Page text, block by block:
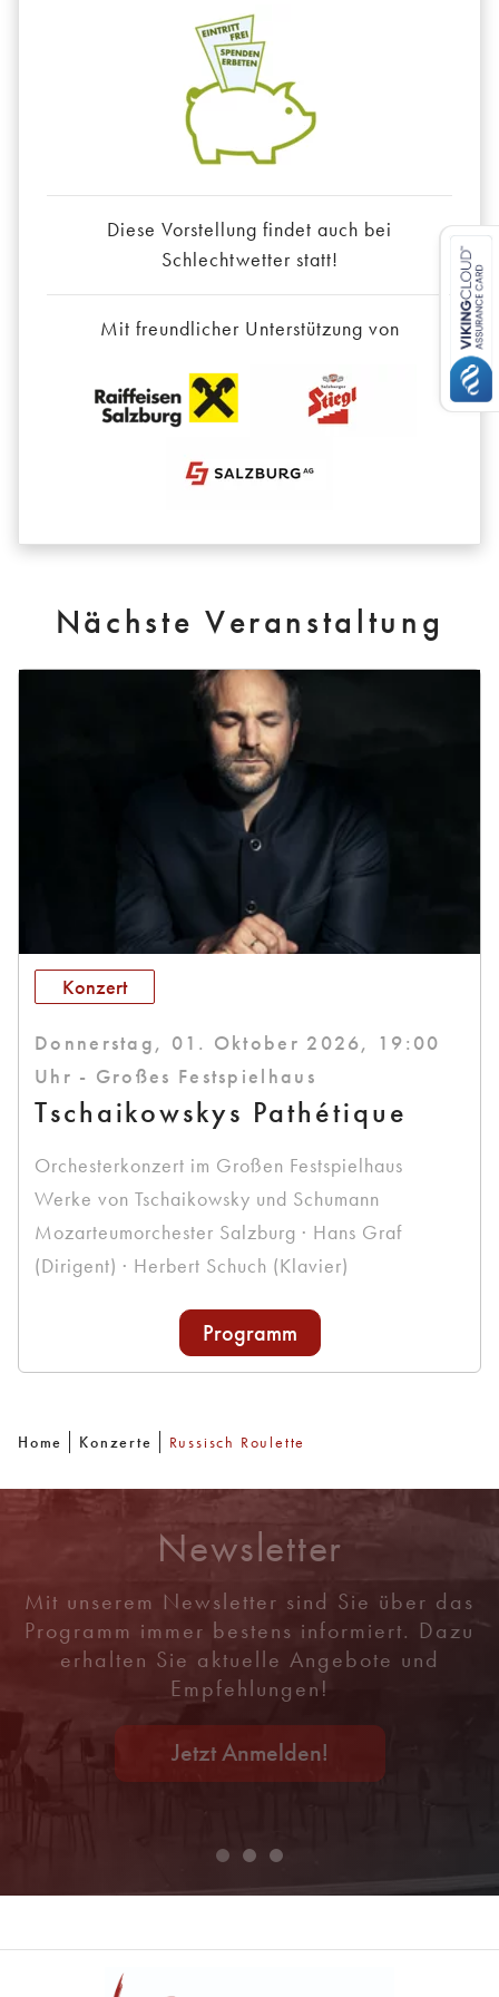
Diese Vorstellung findet auch bei
Schlechtwetter statt!
Mit freundlicher Unterstützung von
Nächste Veranstaltung
Konzert
Donnerstag, 01. Oktober 2026, 19:00
Uhr - Großes Festspielhaus
Tschaikowskys Pathétique
Orchesterkonzert im Großen Festspielhaus
Werke von Tschaikowsky und Schumann
Mozarteumorchester Salzburg · Hans Graf
(Dirigent) · Herbert Schuch (Klavier)
Programm
Home Konzerte Russisch Roulette
Newsletter
Mit unserem Newsletter sind Sie über das
Programm immer bestens informiert. Dazu
erhalten Sie aktuelle Angebote und
Empfehlungen!
Jetzt Anmelden!